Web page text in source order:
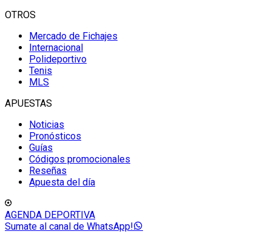
OTROS
Mercado de Fichajes
Internacional
Polideportivo
Tenis
MLS
APUESTAS
Noticias
Pronósticos
Guías
Códigos promocionales
Reseñas
Apuesta del día
AGENDA DEPORTIVA
Sumate al canal de WhatsApp!